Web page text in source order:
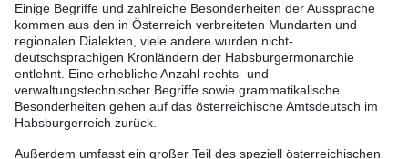
Einige Begriffe und zahlreiche Besonderheiten der Aussprache
kommen aus den in Österreich verbreiteten Mundarten und
regionalen Dialekten, viele andere wurden nicht-
deutschsprachigen Kronländern der Habsburgermonarchie
entlehnt. Eine erhebliche Anzahl rechts- und
verwaltungstechnischer Begriffe sowie grammatikalische
Besonderheiten gehen auf das österreichische Amtsdeutsch im
Habsburgerreich zurück.
Außerdem umfasst ein großer Teil des speziell österreichischen